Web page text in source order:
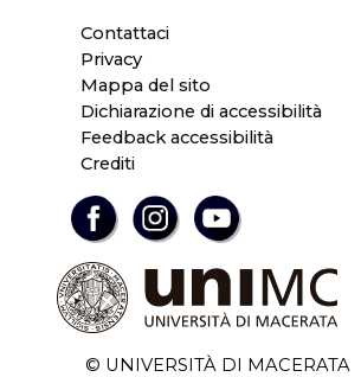
Contattaci
Privacy
Mappa del sito
Dichiarazione di accessibilità
Feedback accessibilità
Crediti
© UNIVERSITÀ DI MACERATA